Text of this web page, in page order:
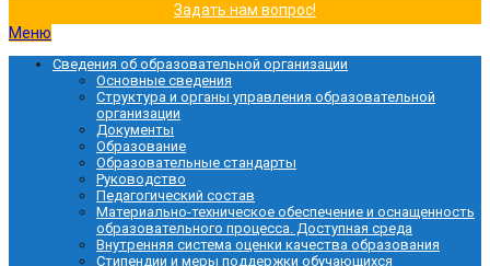
Задать нам вопрос!
Меню
Сведения об образовательной организации
Основные сведения
Структура и органы управления образовательной
организации
Документы
Образование
Образовательные стандарты
Руководство
Педагогический состав
Материально-техническое обеспечение и оснащенность
образовательного процесса. Доступная среда
Внутренняя система оценки качества образования
Стипендии и меры поддержки обучающихся